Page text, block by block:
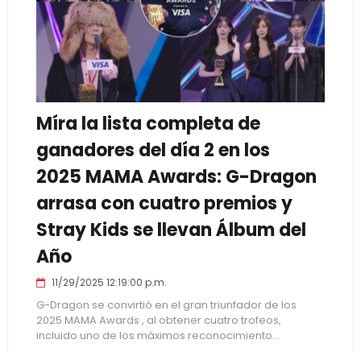
Míra la lista completa de
ganadores del día 2 en los
2025 MAMA Awards: G-Dragon
arrasa con cuatro premios y
Stray Kids se llevan Álbum del
Año
11/29/2025 12:19:00 p.m.
G-Dragon se convirtió en el gran triunfador de los
2025 MAMA Awards , al obtener cuatro trofeos,
incluido uno de los máximos reconocimiento...